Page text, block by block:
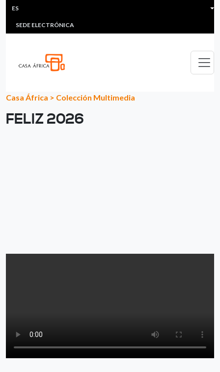
Pasar al contenido principal
HEADER MENU
MULTIMEDIA
SEDE ELECTRÓNICA
ES
Casa África > Colección Multimedia
FELIZ 2026